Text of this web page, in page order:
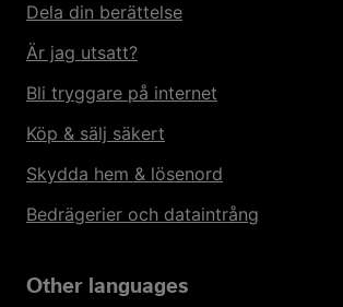
Dela din berättelse
Är jag utsatt?
Bli tryggare på internet
Köp & sälj säkert
Skydda hem & lösenord
Bedrägerier och dataintrång
Other languages